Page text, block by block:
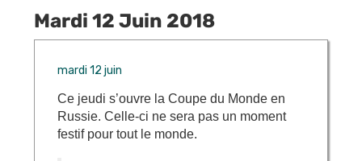
Mardi 12 Juin 2018
mardi 12 juin
Ce jeudi s’ouvre la Coupe du Monde en
Russie. Celle-ci ne sera pas un moment
festif pour tout le monde.